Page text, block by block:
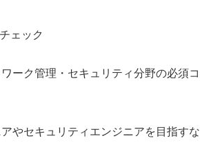
ェック
ーク管理・セキュリティ分野の必須コ
やセキュリティエンジニアを目指すな